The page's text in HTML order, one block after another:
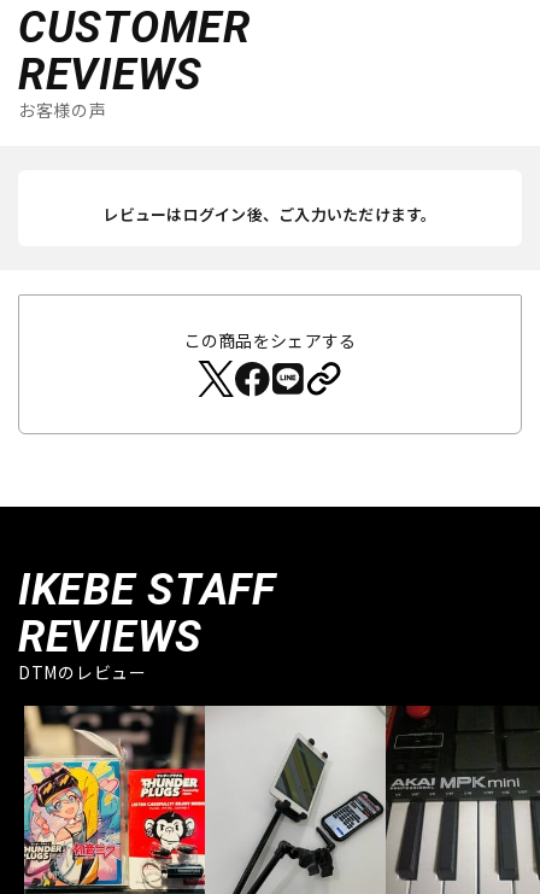
CUSTOMER
REVIEWS
お客様の声
レビューはログイン後、ご入力いただけます。
この商品をシェアする
IKEBE STAFF
REVIEWS
DTMのレビュー